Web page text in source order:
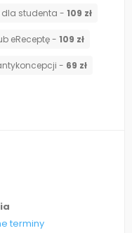
dla studenta - 109 zł
eReceptę - 109 zł
- 69 zł
terminy